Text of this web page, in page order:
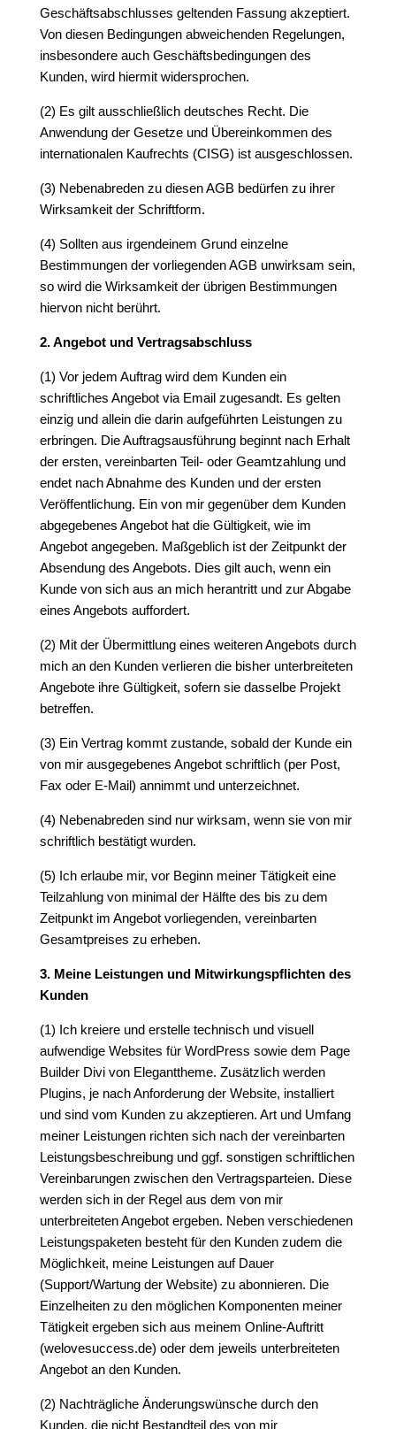
Geschäftsabschlusses geltenden Fassung akzeptiert.
Von diesen Bedingungen abweichenden Regelungen,
insbesondere auch Geschäftsbedingungen des
Kunden, wird hiermit widersprochen.
(2) Es gilt ausschließlich deutsches Recht. Die
Anwendung der Gesetze und Übereinkommen des
internationalen Kaufrechts (CISG) ist ausgeschlossen.
(3) Nebenabreden zu diesen AGB bedürfen zu ihrer
Wirksamkeit der Schriftform.
(4) Sollten aus irgendeinem Grund einzelne
Bestimmungen der vorliegenden AGB unwirksam sein,
so wird die Wirksamkeit der übrigen Bestimmungen
hiervon nicht berührt.
2. Angebot und Vertragsabschluss
(1) Vor jedem Auftrag wird dem Kunden ein
schriftliches Angebot via Email zugesandt. Es gelten
einzig und allein die darin aufgeführten Leistungen zu
erbringen. Die Auftragsausführung beginnt nach Erhalt
der ersten, vereinbarten Teil- oder Geamtzahlung und
endet nach Abnahme des Kunden und der ersten
Veröffentlichung. Ein von mir gegenüber dem Kunden
abgegebenes Angebot hat die Gültigkeit, wie im
Angebot angegeben. Maßgeblich ist der Zeitpunkt der
Absendung des Angebots. Dies gilt auch, wenn ein
Kunde von sich aus an mich herantritt und zur Abgabe
eines Angebots auffordert.
(2) Mit der Übermittlung eines weiteren Angebots durch
mich an den Kunden verlieren die bisher unterbreiteten
Angebote ihre Gültigkeit, sofern sie dasselbe Projekt
betreffen.
(3) Ein Vertrag kommt zustande, sobald der Kunde ein
von mir ausgegebenes Angebot schriftlich (per Post,
Fax oder E-Mail) annimmt und unterzeichnet.
(4) Nebenabreden sind nur wirksam, wenn sie von mir
schriftlich bestätigt wurden.
(5) Ich erlaube mir, vor Beginn meiner Tätigkeit eine
Teilzahlung von minimal der Hälfte des bis zu dem
Zeitpunkt im Angebot vorliegenden, vereinbarten
Gesamtpreises zu erheben.
3. Meine Leistungen und Mitwirkungspflichten des
Kunden
(1) Ich kreiere und erstelle technisch und visuell
aufwendige Websites für WordPress sowie dem Page
Builder Divi von Eleganttheme. Zusätzlich werden
Plugins, je nach Anforderung der Website, installiert
und sind vom Kunden zu akzeptieren. Art und Umfang
meiner Leistungen richten sich nach der vereinbarten
Leistungsbeschreibung und ggf. sonstigen schriftlichen
Vereinbarungen zwischen den Vertragsparteien. Diese
werden sich in der Regel aus dem von mir
unterbreiteten Angebot ergeben. Neben verschiedenen
Leistungspaketen besteht für den Kunden zudem die
Möglichkeit, meine Leistungen auf Dauer
(Support/Wartung der Website) zu abonnieren. Die
Einzelheiten zu den möglichen Komponenten meiner
Tätigkeit ergeben sich aus meinem Online-Auftritt
(welovesuccess.de) oder dem jeweils unterbreiteten
Angebot an den Kunden.
(2) Nachträgliche Änderungswünsche durch den
Kunden, die nicht Bestandteil des von mir